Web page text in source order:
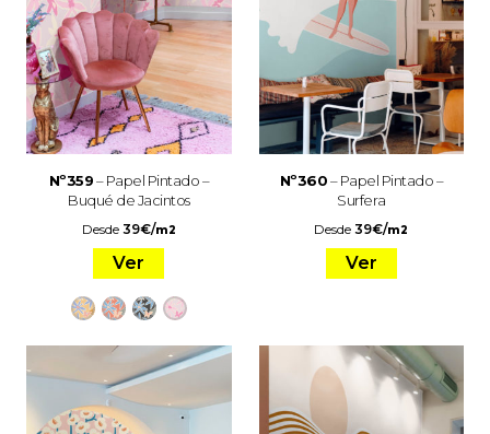
Nº359– Papel Pintado –
Buqué de Jacintos
Desde 39€/m2
Ver
Nº360– Papel Pintado –
Surfera
Desde39€/m2
Ver